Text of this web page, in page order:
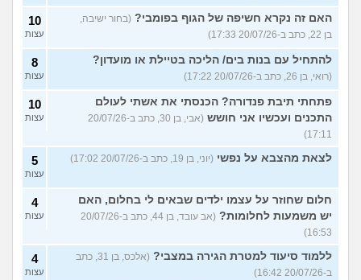
האם זה נקרא חשיפה של הגוף בפומבי? (בחור ישיבה,
בן 22, כתב ב-20/07/26 17:33)
10
עצות
להתחיל עם בנות בים/ הליכה בטיילת או מועדון?
(רואי, בן 26, כתב ב-20/07/26 17:22)
8
עצות
פתחתי תיבת פנדורה? הכנסתי את אשתי לעולם
התכנים ועכשיו אני חושש
(אבי, בן 30, כתב ב-20/07/26
17:11)
10
עצות
לצאת מהצבא על נפשי (יוני, בן 19, כתב ב-20/07/26 17:02) 5
עצות
חלום שחוזר על עצמו ילדים שבאים לי בחלום, האם
יש משמעות לחלומות?
(אב עובד, בן 44, כתב ב-20/07/26
16:53)
4
עצות
ללמוד סיעוד למטרת הגירה במצבי?
(אלכס, בן 31, כתב
ב-20/07/26 16:42)
4
עצות